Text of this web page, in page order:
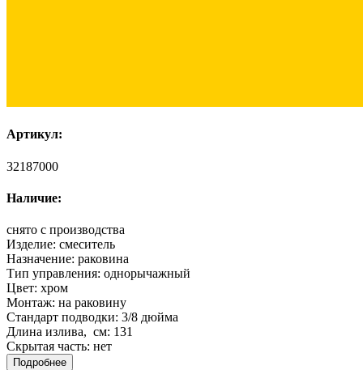
Артикул:
32187000
Наличие:
снято с производства
Изделие: смеситель
Назначение: раковина
Тип управления: однорычажный
Цвет: хром
Монтаж: на раковину
Стандарт подводки: 3/8 дюйма
Длина излива, см: 131
Скрытая часть: нет
Подробнее